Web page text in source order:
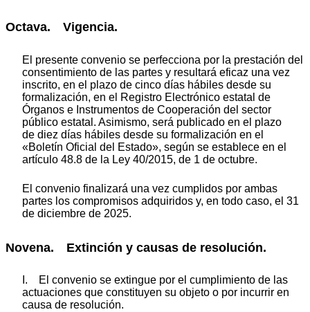
Octava. Vigencia.
El presente convenio se perfecciona por la prestación del
consentimiento de las partes y resultará eficaz una vez
inscrito, en el plazo de cinco días hábiles desde su
formalización, en el Registro Electrónico estatal de
Órganos e Instrumentos de Cooperación del sector
público estatal. Asimismo, será publicado en el plazo
de diez días hábiles desde su formalización en el
«Boletín Oficial del Estado», según se establece en el
artículo 48.8 de la Ley 40/2015, de 1 de octubre.
El convenio finalizará una vez cumplidos por ambas
partes los compromisos adquiridos y, en todo caso, el 31
de diciembre de 2025.
Novena. Extinción y causas de resolución.
I. El convenio se extingue por el cumplimiento de las
actuaciones que constituyen su objeto o por incurrir en
causa de resolución.